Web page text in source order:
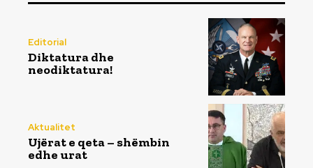
Editorial
Diktatura dhe
neodiktatura!
Aktualitet
Ujërat e qeta – shëmbin
edhe urat